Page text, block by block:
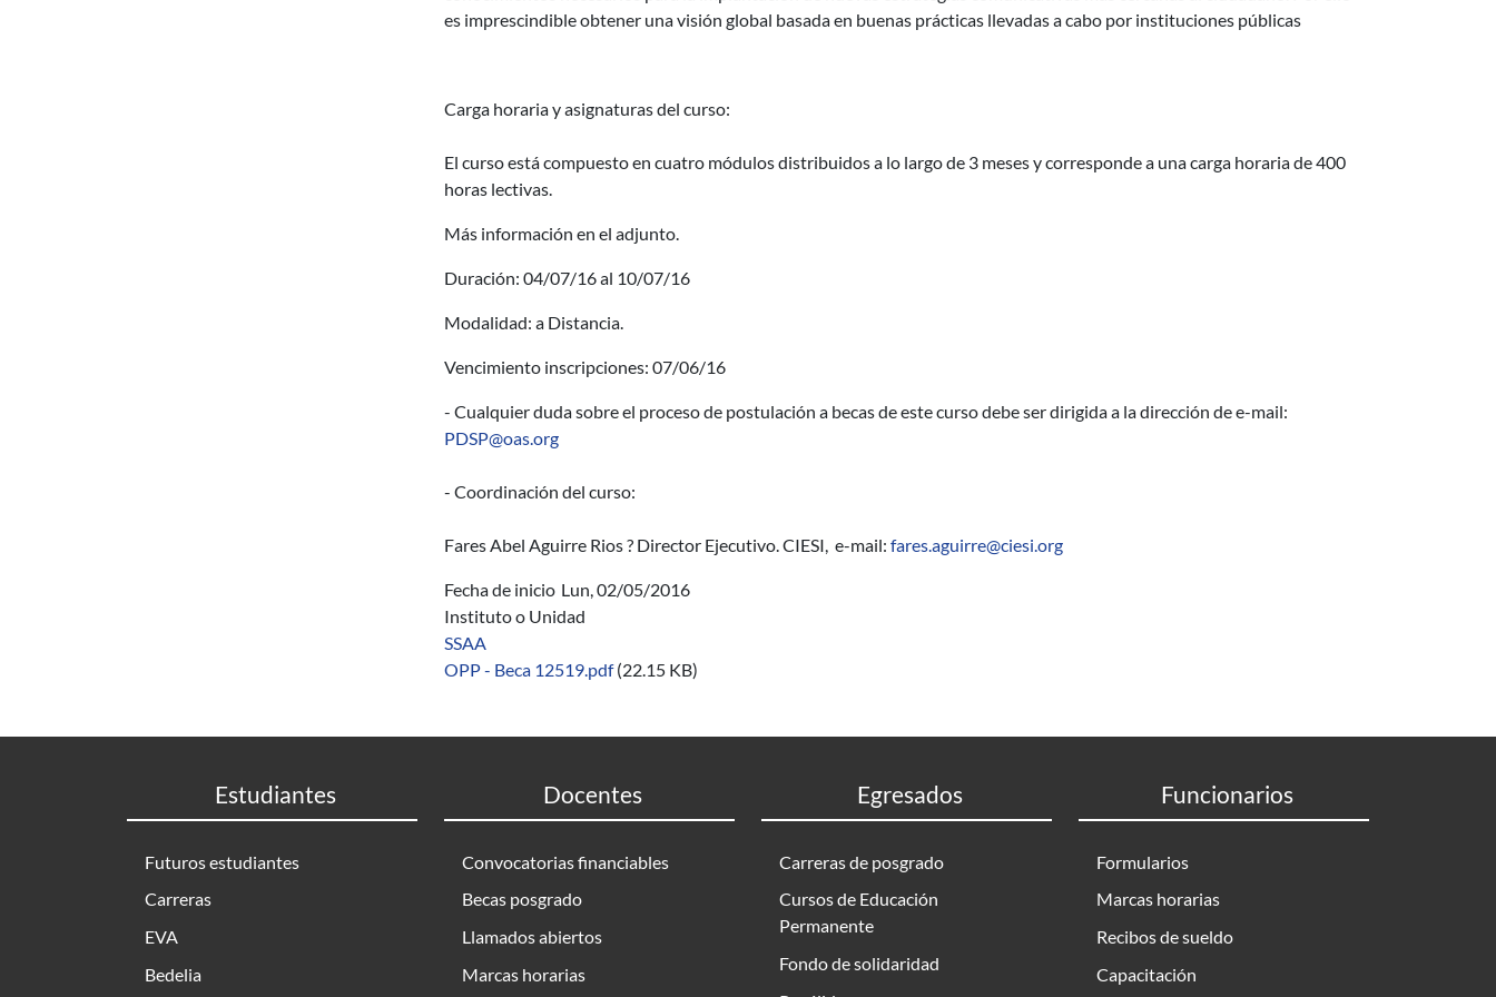
es imprescindible obtener una visión global basada en buenas prácticas llevadas a cabo por instituciones públicas
Carga horaria y asignaturas del curso:
El curso está compuesto en cuatro módulos distribuidos a lo largo de 3 meses y corresponde a una carga horaria de 400
horas lectivas.
Más información en el adjunto.
Duración: 04/07/16 al 10/07/16
Modalidad: a Distancia.
Vencimiento inscripciones: 07/06/16
- Cualquier duda sobre el proceso de postulación a becas de este curso debe ser dirigida a la dirección de e-mail:
PDSP@oas.org
- Coordinación del curso:
Fares Abel Aguirre Rios ? Director Ejecutivo. CIESI, e-mail: fares.aguirre@ciesi.org
Fecha de inicio Lun, 02/05/2016
Instituto o Unidad
SSAA
OPP - Beca 12519.pdf (22.15 KB)
Estudiantes
Futuros estudiantes
Carreras
EVA
Bedelia
Docentes
Convocatorias financiables
Becas posgrado
Llamados abiertos
Marcas horarias
Egresados
Carreras de posgrado
Cursos de Educación
Permanente
Fondo de solidaridad
Funcionarios
Formularios
Marcas horarias
Recibos de sueldo
Capacitación